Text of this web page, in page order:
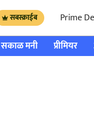
सबस्क्राईब Prime
सकाळ मनी प्रीमियर